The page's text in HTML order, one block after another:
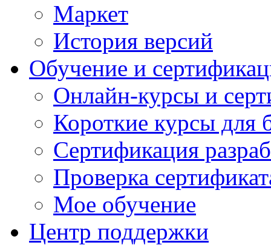
Маркет
История версий
Обучение и
Онлайн-курсы и
Короткие курсы для
Сертификация
Проверка
Мое обучение
Центр поддержки